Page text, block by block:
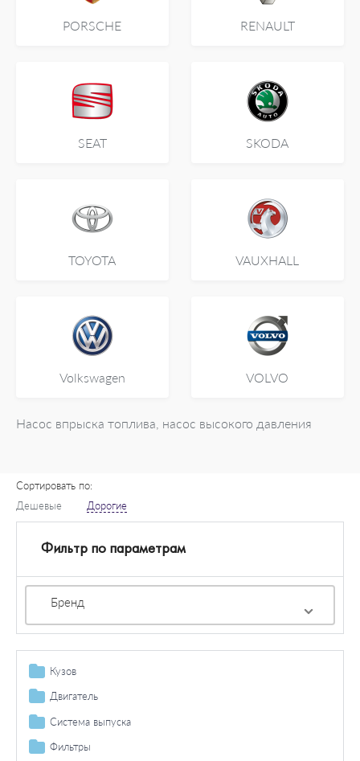
PORSCHE RENAULT
SEAT SKODA
TOYOTA VAUXHALL
Volkswagen VOLVO
Насос впрыска топлива, насос высокого давления
Сортировать по:
Дешевые
Дорогие
Фильтр по параметрам
Бренд
Кузов
Топливный бак / комплектующие
Крепление радиатора
распыл.
Двигатель
Механизм газораспределения
Система выпуска
Катализатор
Фильтры